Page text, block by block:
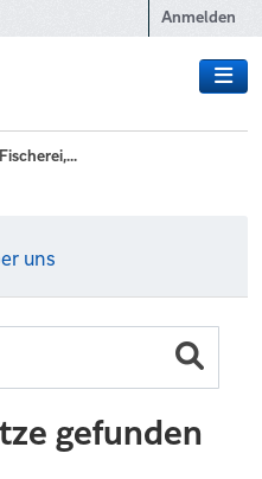
Anmelden
uns
gefunden